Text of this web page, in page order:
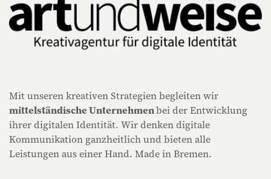
Mit unseren kreativen Strategien begleiten wir
mittelständische Unternehmenbei der Entwicklung
ihrer digitalen Identität. Wir denken digitale
Kommunikation ganzheitlich und bieten alle
Leistungen aus einer Hand. Made in Bremen.